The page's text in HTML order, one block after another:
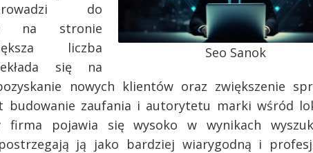
Seo Sanok
do
na stronie
liczba
się na
nowych klientów oraz zwiększenie
budowanie zaufania i autorytetu marki wśród
firma pojawia się wysoko w wynikach
ją jako bardziej wiarygodną i